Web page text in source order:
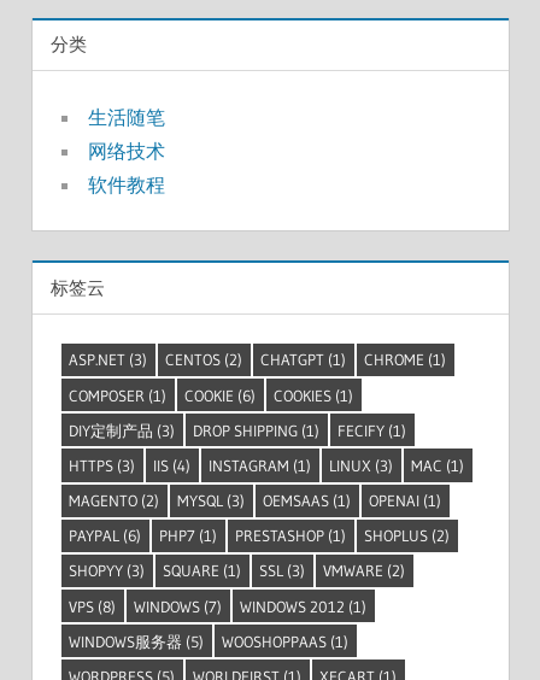
分类
生活随笔
网络技术
软件教程
标签云
ASP.NET (3) CENTOS (2) CHATGPT (1) CHROME (1)
COMPOSER (1) COOKIE (6) COOKIES (1)
DIY定制产品 (3) DROP SHIPPING (1) FECIFY (1)
HTTPS (3) IIS (4) INSTAGRAM (1) LINUX (3) MAC (1)
MAGENTO (2) MYSQL (3) OEMSAAS (1) OPENAI (1)
PAYPAL (6) PHP7 (1) PRESTASHOP (1) SHOPLUS (2)
SHOPYY (3) SQUARE (1) SSL (3) VMWARE (2)
VPS (8) WINDOWS (7) WINDOWS 2012 (1)
WINDOWS服务器 (5) WOOSHOPPAAS (1)